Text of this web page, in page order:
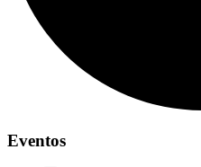
Eventos